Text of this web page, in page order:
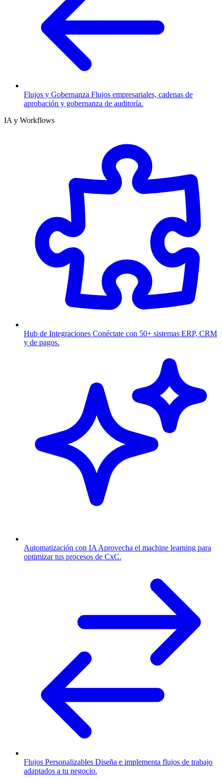
Flujos y Gobernanza Flujos empresariales, cadenas de
aprobación y gobernanza de auditoría.
IA y Workflows
Hub de Integraciones Conéctate con 50+ sistemas ERP, CRM
y de pagos.
Automatización con IA Aprovecha el machine learning para
optimizar tus procesos de CxC.
Flujos Personalizables Diseña e implementa flujos de trabajo
adaptados a tu negocio.